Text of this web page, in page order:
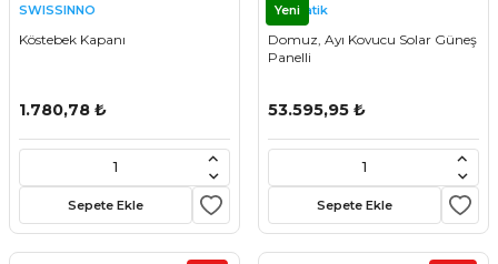
SWISSINNO
Köstebek Kapanı
1.780,78 ₺
Sepete Ekle
Yeni
Kovmatik
Domuz, Ayı Kovucu Solar Güneş
Panelli
53.595,95 ₺
Sepete Ekle